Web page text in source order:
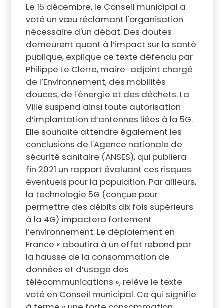
Le 15 décembre, le Conseil municipal a
voté un vœu réclamant l'organisation
nécessaire d'un débat. Des doutes
demeurent quant à l’impact sur la santé
publique, explique ce texte défendu par
Philippe Le Clerre, maire-adjoint chargé
de l’Environnement, des mobilités
douces, de l'énergie et des déchets. La
Ville suspend ainsi toute autorisation
d’implantation d’antennes liées à la 5G.
Elle souhaite attendre également les
conclusions de l'Agence nationale de
sécurité sanitaire (ANSES), qui publiera
fin 2021 un rapport évaluant ces risques
éventuels pour la population. Par ailleurs,
la technologie 5G (conçue pour
permettre des débits dix fois supérieurs
à la 4G) impactera fortement
l’environnement. Le déploiement en
France « aboutira à un effet rebond par
la hausse de la consommation de
données et d’usage des
télécommunications », relève le texte
voté en Conseil municipal. Ce qui signifie